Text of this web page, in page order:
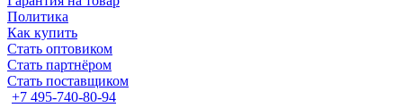
Политика
Как купить
Стать оптовиком
Стать партнёром
Стать поставщиком
+7 495-740-80-94